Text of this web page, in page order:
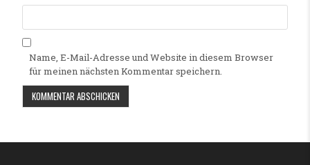
Name, E-Mail-Adresse und Website in diesem Browser
für meinen nächsten Kommentar speichern.